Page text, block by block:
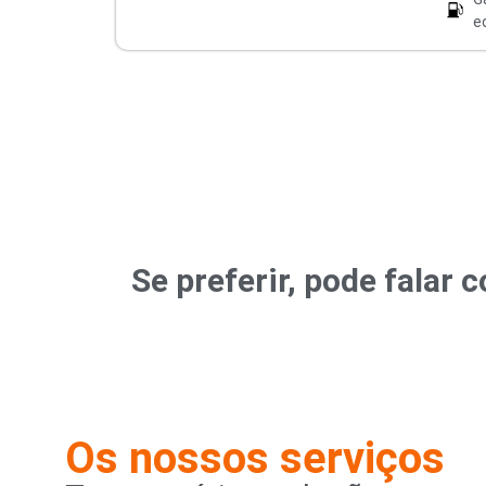
Se preferir, pode falar
Os nossos serviços